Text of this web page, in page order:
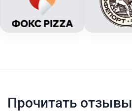
Прочитать отзывы